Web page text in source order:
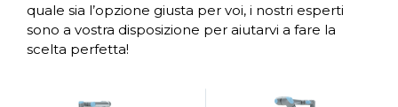
quale sia l’opzione giusta per voi, i nostri esperti
sono a vostra disposizione per aiutarvi a fare la
scelta perfetta!